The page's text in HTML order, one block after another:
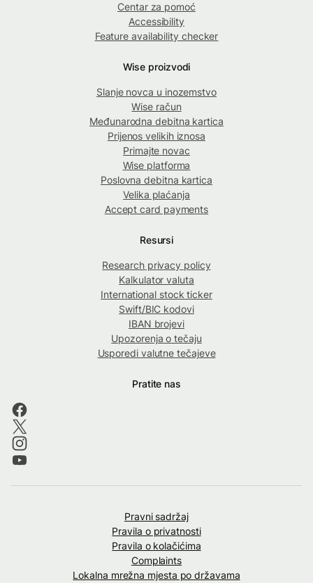
Centar za pomoć
Accessibility
Feature availability checker
Wise proizvodi
Slanje novca u inozemstvo
Wise račun
Međunarodna debitna kartica
Prijenos velikih iznosa
Primajte novac
Wise platforma
Poslovna debitna kartica
Velika plaćanja
Accept card payments
Resursi
Research privacy policy
Kalkulator valuta
International stock ticker
Swift/BIC kodovi
IBAN brojevi
Upozorenja o tečaju
Usporedi valutne tečajeve
Pratite nas
Pravni sadržaj
Pravila o privatnosti
Pravila o kolačićima
Complaints
Lokalna mrežna mjesta po državama